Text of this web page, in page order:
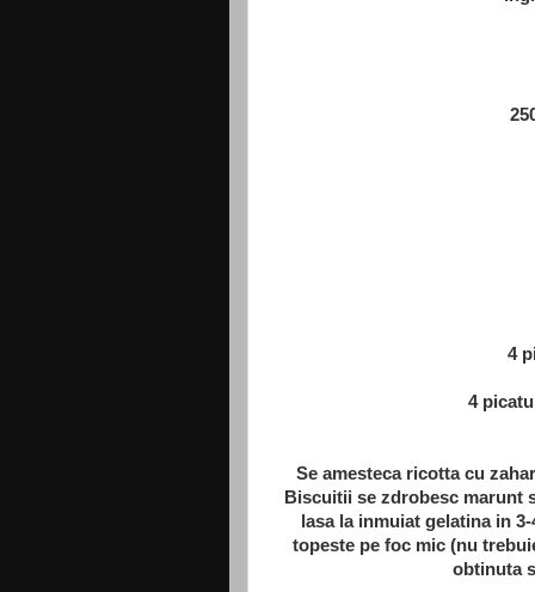
4
4
Se amesteca ricotta cu
Biscuitii se zdrobesc marunt
lasa la inmuiat gelatina in
topeste pe foc mic (nu
obtinuta